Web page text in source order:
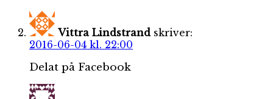
Vittra Lindstrand skriver:
2016-06-04 kl. 22:00
Delat på Facebook